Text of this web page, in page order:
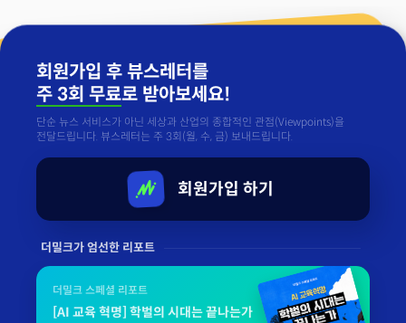
회원가입 후 뷰스레터를
주 3회 무료로 받아보세요!
단순 뉴스 서비스가 아닌 세상과 산업의 종합적인 관점(Viewpoints)을
전달드립니다. 뷰스레터는 주 3회(월, 수, 금) 보내드립니다.
회원가입 하기
더밀크가 엄선한 리포트
더밀크 스페셜 리포트
[AI 교육 혁명] 학벌의 시대는 끝나는가